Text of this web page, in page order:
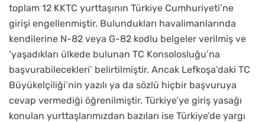
toplam 12 KKTC yurttaşının Türkiye Cumhuriyeti’ne
girişi engellenmiştir. Bulundukları havalimanlarında
kendilerine N-82 veya G-82 kodlu belgeler verilmiş ve
‘yaşadıkları ülkede bulunan TC Konsolosluğu’na
başvurabilecekleri’ belirtilmiştir. Ancak Lefkoşa’daki TC
Büyükelçiliği’nin yazılı ya da sözlü hiçbir başvuruya
cevap vermediği öğrenilmiştir. Türkiye’ye giriş yasağı
konulan yurttaşlarımızdan bazıları ise Türkiye’de yargı